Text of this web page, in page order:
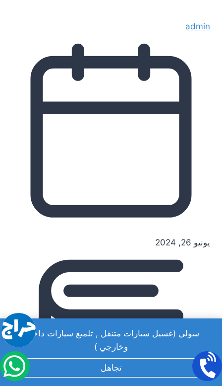
سولي (غسيل سيارات متنقل , تلميع سيارات داخلي
وخارجي )
تجاهل
admin
يونيو 26, 2024